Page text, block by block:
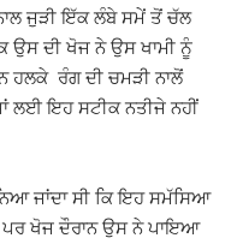
ਜੁੜੀ ਇੱਕ ਲੰਬੇ ਸਮੇਂ ਤੋਂ ਚੱਲ
ਉਸ ਦੀ ਖੋਜ ਨੇ ਉਸ ਖਾਮੀ ਨੂੰ
ਹਲਕੇ ਰੰਗ ਦੀ ਚਮੜੀ ਨਾਲੋਂ
ਲਈ ਇਹ ਸਟੀਕ ਨਤੀਜੇ ਨਹੀਂ
ਜਾਂਦਾ ਸੀ ਕਿ ਇਹ ਸਮੱਸਿਆ
ਪਰ ਖੋਜ ਦੌਰਾਨ ਉਸ ਨੇ ਪਾਇਆ